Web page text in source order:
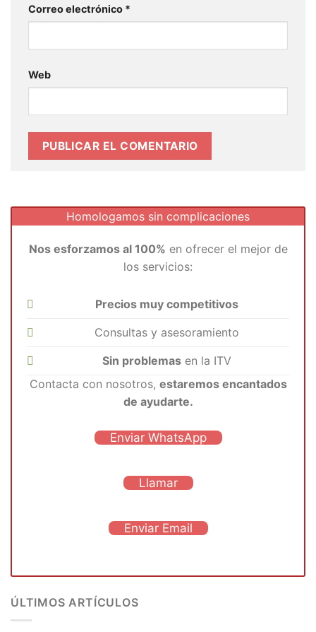
Correo electrónico *
Web
Homologamos sin complicaciones
Nos esforzamos al 100% en ofrecer el mejor de
los servicios:
Precios muy competitivos
Consultas y asesoramiento
Sin problemas en la ITV
Contacta con nosotros, estaremos encantados
de ayudarte.
Enviar WhatsApp
Llamar
Enviar Email
ÚLTIMOS ARTÍCULOS